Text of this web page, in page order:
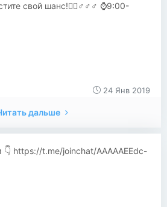
свой шанс!🏃‍♂️♂♂♂ ⌚️9:00-
24 Янв 2019
дальше
👇 https://t.me/joinchat/AAAAAEEdc-